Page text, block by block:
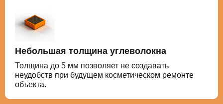
Небольшая толщина углеволокна
Толщина до 5 мм позволяет не создавать
неудобств при будущем косметическом ремонте
объекта.